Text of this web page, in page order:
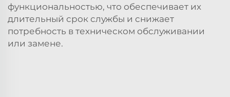
функциональностью, что обеспечивает их
длительный срок службы и снижает
потребность в техническом обслуживании
или замене.